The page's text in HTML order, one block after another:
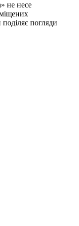
не несе
погляди